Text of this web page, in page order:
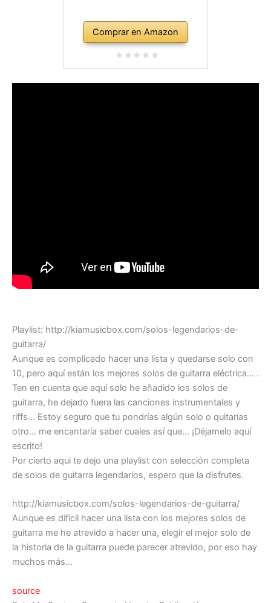
Comprar en Amazon
Playlist: http://kiamusicbox.com/solos-legendarios-de-
guitarra/
Aunque es complicado hacer una lista y quedarse solo con
10, pero aquí están los mejores solos de guitarra eléctrica… .
Ten en cuenta que aquí solo he añadido los solos de
guitarra, he dejado fuera las canciones instrumentales y
riffs… Estoy seguro que tu pondrías algún solo o quitarías
otro… me encantaría saber cuales así que… ¡Déjamelo aquí
escrito!
Por cierto aqui te dejo una playlist con selección completa
de solos de guitarra legendarios, espero que la disfrutes.
http://kiamusicbox.com/solos-legendarios-de-guitarra/
Aunque es difícil hacer una lista con los mejores solos de
guitarra me he atrevido a hacer una, elegir el mejor solo de
la historia de la guitarra puede parecer atrevido, por eso hay
muchos más…
source